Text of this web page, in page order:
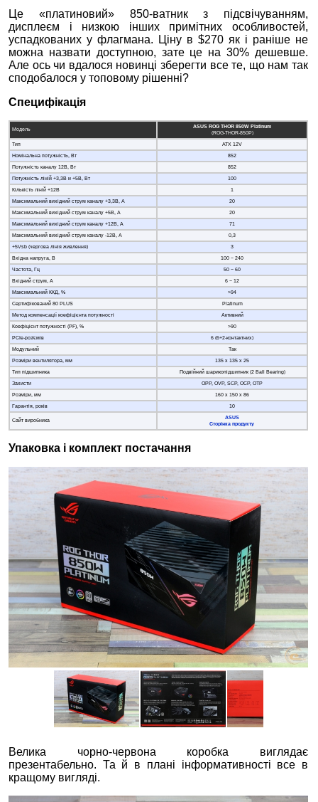
Це «платиновий» 850-ватник з підсвічуванням,
дисплеєм і низкою інших примітних особливостей,
успадкованих у флагмана. Ціну в $270 як і раніше не
можна назвати доступною, зате це на 30% дешевше.
Але ось чи вдалося новинці зберегти все те, що нам так
сподобалося у топовому рішенні?
Специфікація
Модель
ASUS ROG THOR 850W Platinum
(ROG-THOR-850P)
Тип
ATX 12V
Номінальна потужність, Вт
852
Потужність каналу 12В, Вт
852
Потужність ліній +3,3В и +5В, Вт
100
Кількість ліній +12В
1
Максимальний вихідний струм каналу +3,3В, А
20
Максимальний вихідний струм каналу +5В, А
20
Максимальний вихідний струм каналу +12В, А
71
Максимальний вихідний струм каналу -12В, А
0,3
+5Vsb (чергова лінія живлення)
3
Вхідна напруга, В
100 − 240
Частота, Гц
50 − 60
Вхідний струм, А
6 − 12
Максимальний ККД, %
>94
Сертифікований 80 PLUS
Platinum
Метод компенсації коефіцієнта потужності
Активний
Коефіцієнт потужності (PF), %
>90
PCIe-роз'ємів
6 (6+2-контактних)
Модульний
Так
Розміри вентилятора, мм
135 x 135 x 25
Тип підшипника
Подвійний шарикопідшипник (2 Ball Bearing)
Захисти
OPP, OVP, SCP, OCP, OTP
Розміри, мм
160 х 150 х 86
Гарантія, років
10
Сайт виробника
ASUS
Сторінка продукту
Упаковка і комплект постачання
Велика чорно-червона коробка виглядає
презентабельно. Та й в плані інформативності все в
кращому вигляді.